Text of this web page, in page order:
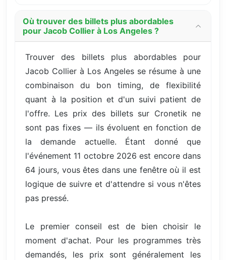
Où trouver des billets plus abordables
pour Jacob Collier à Los Angeles ?
Trouver des billets plus abordables pour
Jacob Collier à Los Angeles se résume à une
combinaison du bon timing, de flexibilité
quant à la position et d'un suivi patient de
l'offre. Les prix des billets sur Cronetik ne
sont pas fixes — ils évoluent en fonction de
la demande actuelle. Étant donné que
l'événement 11 octobre 2026 est encore dans
64 jours, vous êtes dans une fenêtre où il est
logique de suivre et d'attendre si vous n'êtes
pas pressé.
Le premier conseil est de bien choisir le
moment d'achat. Pour les programmes très
demandés, les prix sont généralement les